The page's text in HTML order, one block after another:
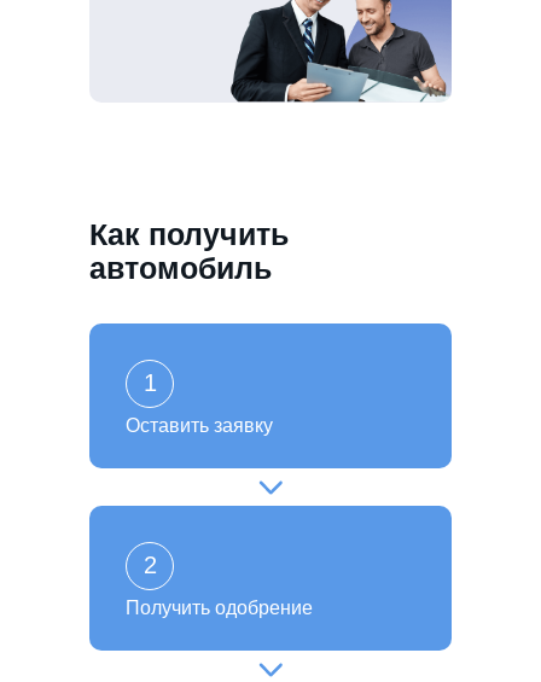
Как получить
автомобиль
Получить одобрение
2
Оставить заявку
1